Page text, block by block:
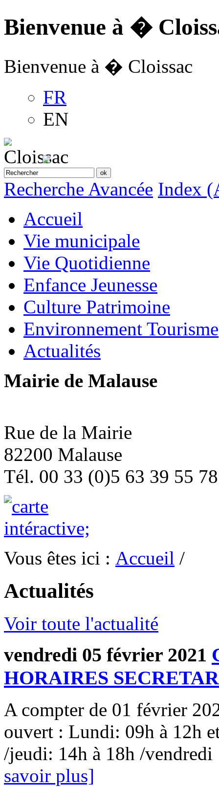
Bienvenue à �
Bienvenue à � Cloissac
FR
EN
Recherche Avancée Index
Accueil
Vie municipale
Vie Quotidienne
Enfance Jeunesse
Culture Patrimoine
Environnement Tourisme
Actualités
Mairie de Malause
Rue de la Mairie
82200 Malause
Tél. 00 33 (0)5 63 39 55 78
Vous êtes ici : Accueil /
Actualités
Voir toute l'actualité
vendredi 05 février 2021
HORAIRES
A compter de 01 février
ouvert : Lundi: 09h à 12h
/jeudi: 14h à 18h /
savoir plus]